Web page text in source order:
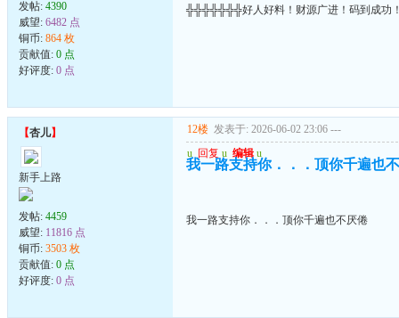
发帖: 4390
威望: 6482 点
铜币: 864 枚
贡献值: 0 点
好评度: 0 点
╬╬╬╬╬╬╬好人好料！财源广进！码到成功
【杏儿】
新手上路
发帖: 4459
威望: 11816 点
铜币: 3503 枚
贡献值: 0 点
好评度: 0 点
12楼 发表于: 2026-06-02 23:06 ---
u 回复 u 编辑 u
我一路支持你．．．顶你千遍也
我一路支持你．．．顶你千遍也不厌倦